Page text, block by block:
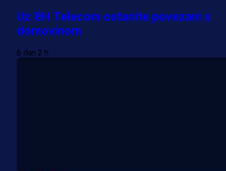
Uz BH Telecom ostanite povezani s
domovinom
6 dan 2 h